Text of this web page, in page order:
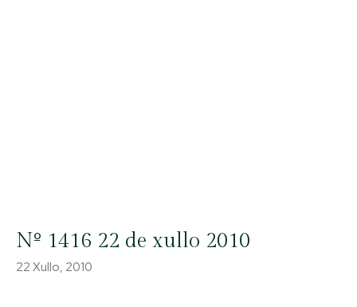
Nº 1416 22 de xullo 2010
22 Xullo, 2010